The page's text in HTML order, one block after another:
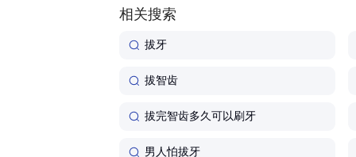
相关搜索
拔牙
拔智齿
拔完智齿多久可以刷牙
男人怕拔牙